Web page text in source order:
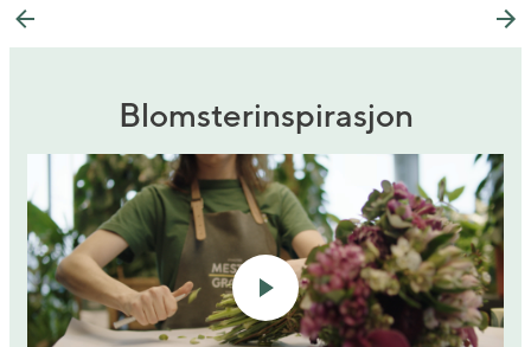
Previous
Blomsterinspirasjon